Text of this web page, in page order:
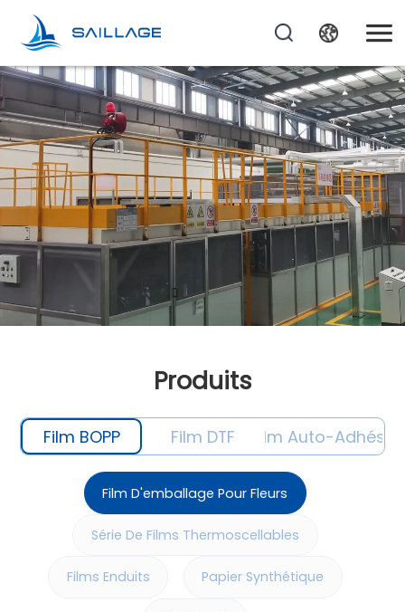
Produits
Film BOPP Film DTF Film Auto-Adhésif
Film D'emballage Pour Fleurs
Série De Films Thermoscellables
Films Enduits Papier Synthétique